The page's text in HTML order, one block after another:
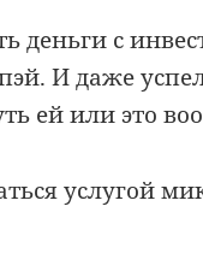
деньги с
И даже
ей или это
услугой